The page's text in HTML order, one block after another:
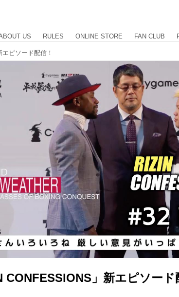
US RULES ONLINE STORE FAN CLUB
ピソード配信！
CONFESSIONS」新エピソード